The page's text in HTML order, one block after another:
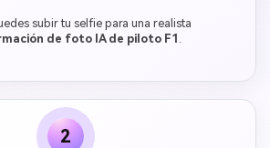
subir tu selfie para una realista
de foto IA de piloto F1
2